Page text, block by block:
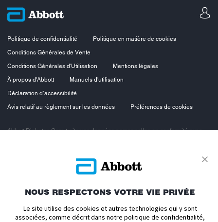
Politique de confidentialité
Politique en matière de cookies
Conditions Générales de Vente
Conditions Générales d'Utilisation
Mentions légales
À propos d'Abbott
Manuels d'utilisation
Déclaration d’accessibilité
Avis relatif au règlement sur les données
Préférences de cookies
Abbott Diabetes Care traite vos données personnelles en conformité avec
modifiée. Vous bénéficiez ainsi d’un droit d’accès, d’opposition, de
rectification et de suppression des données vous concernant. Vous
Données Europehttps://www.fr.abbott/eudpoform.html .
NOUS RESPECTONS VOTRE VIE PRIVÉE
Le site utilise des cookies et autres technologies qui y sont
associées, comme décrit dans notre politique de confidentialité,